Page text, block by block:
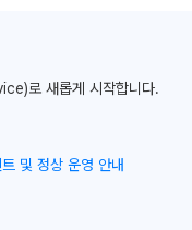
로 새롭게 시작합니다.
및 정상 운영 안내